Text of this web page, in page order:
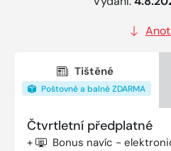
Tištěné
Poštovné a balné ZDARMA
Čtvrtletní předplatné
+ Bonus navíc -